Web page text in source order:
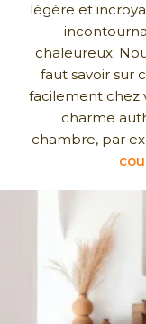
légère et
chaleureux.
faut savoir sur
facilement chez
charme
chambre, par